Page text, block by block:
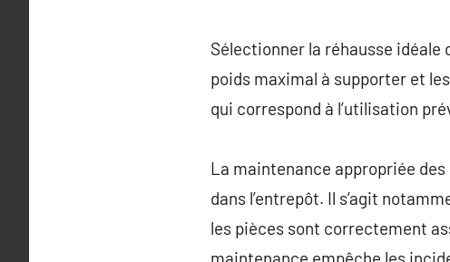
Sélectionner la réhausse
poids maximal à supporter et
qui correspond à l’utilisation
La maintenance appropriée
dans l’entrepôt. Il s’agit
les pièces sont correctement